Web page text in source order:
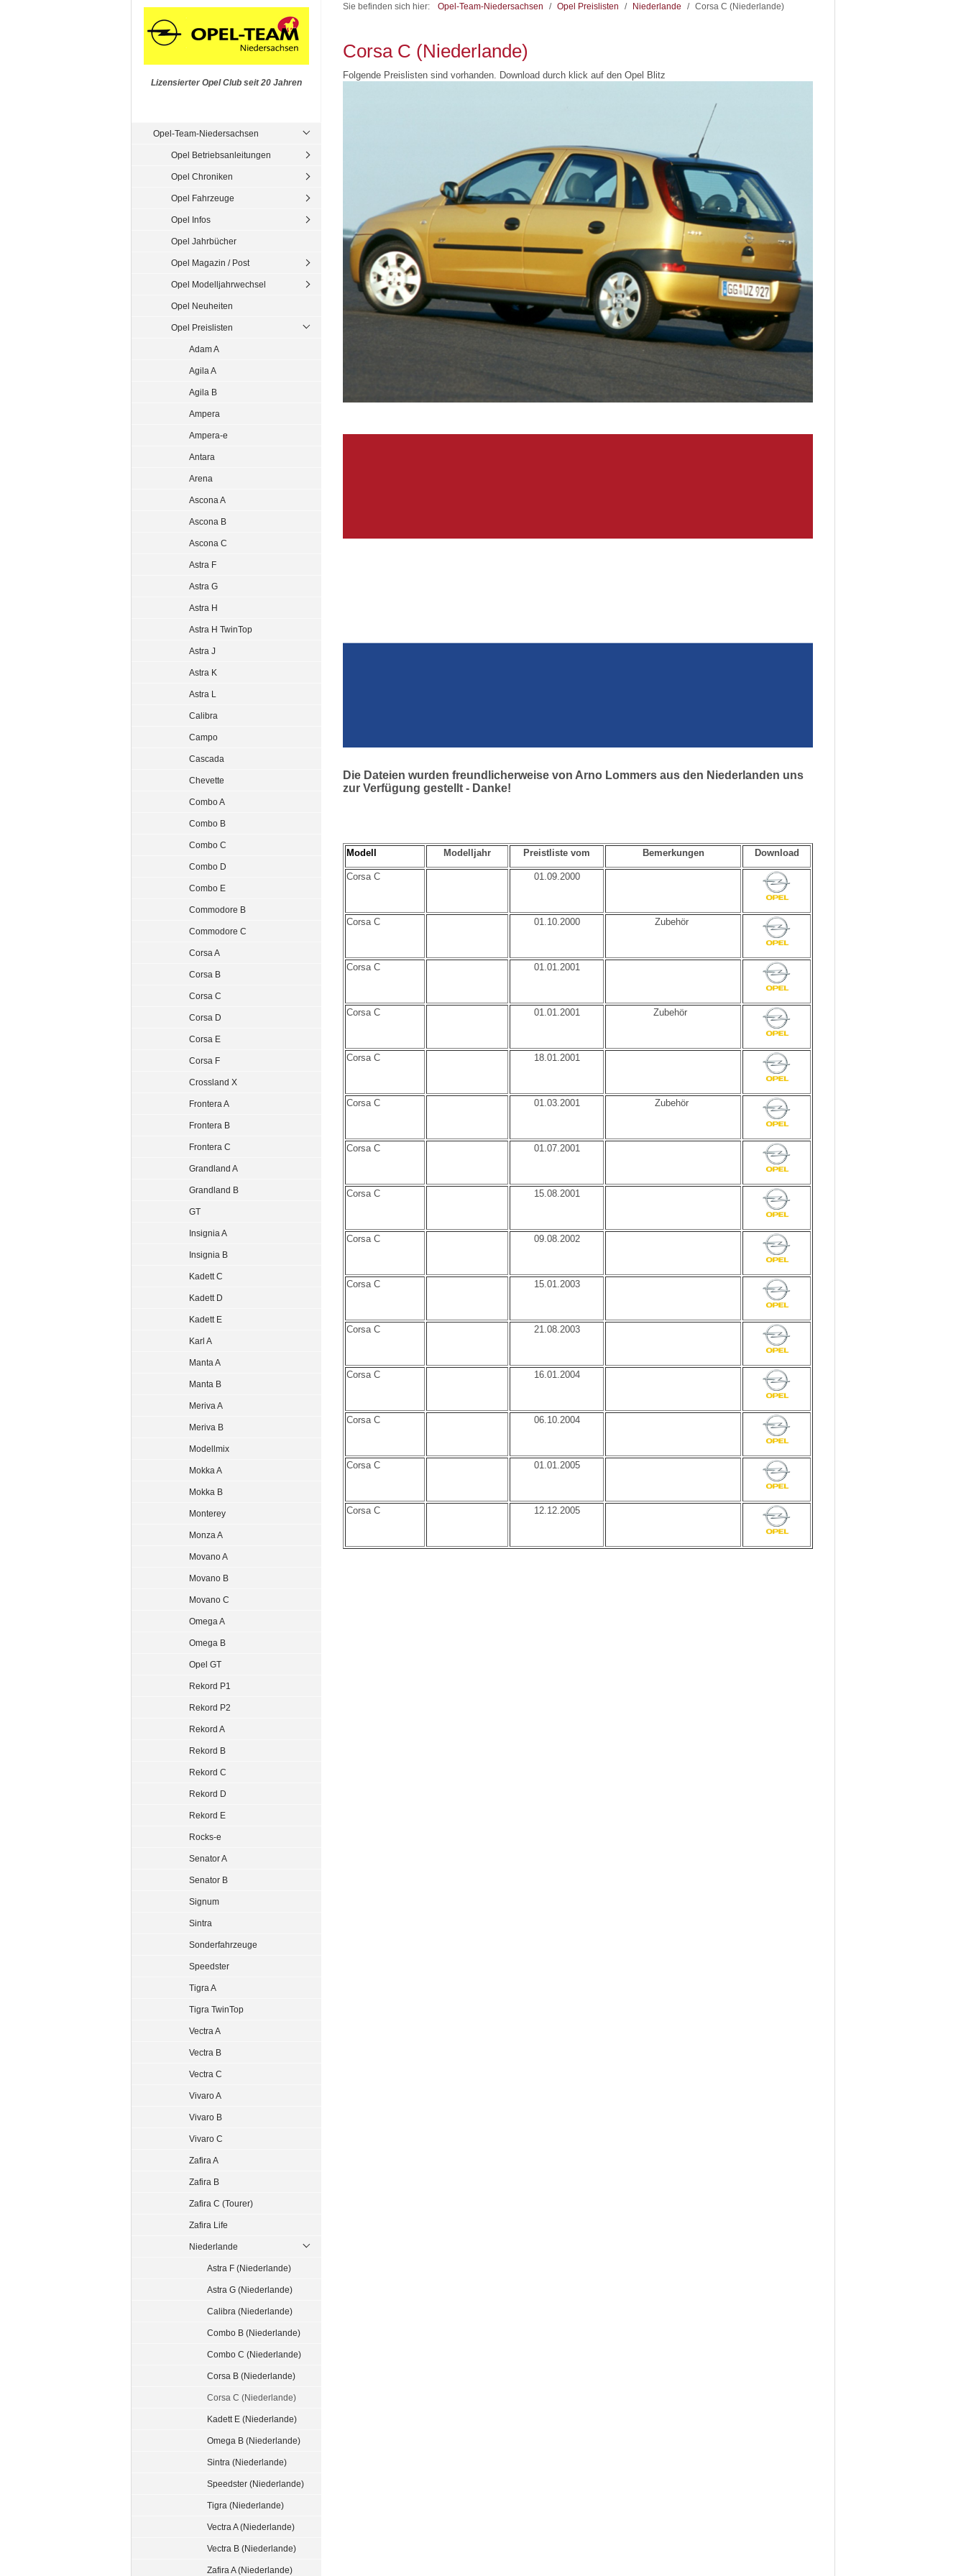
Lizensierter Opel Club seit 20 Jahren
Opel-Team-Niedersachsen
Opel Betriebsanleitungen
Opel Chroniken
Opel Fahrzeuge
Opel Infos
Opel Jahrbücher
Opel Magazin / Post
Opel Modelljahrwechsel
Opel Neuheiten
Opel Preislisten
Adam A
Agila A
Agila B
Ampera
Ampera-e
Antara
Arena
Ascona A
Ascona B
Ascona C
Astra F
Astra G
Astra H
Astra H TwinTop
Astra J
Astra K
Astra L
Calibra
Campo
Cascada
Chevette
Combo A
Combo B
Combo C
Combo D
Combo E
Commodore B
Commodore C
Corsa A
Corsa B
Corsa C
Corsa D
Corsa E
Corsa F
Crossland X
Frontera A
Frontera B
Frontera C
Grandland A
Grandland B
GT
Insignia A
Insignia B
Kadett C
Kadett D
Kadett E
Karl A
Manta A
Manta B
Meriva A
Meriva B
Modellmix
Mokka A
Mokka B
Monterey
Monza A
Movano A
Movano B
Movano C
Omega A
Omega B
Opel GT
Rekord P1
Rekord P2
Rekord A
Rekord B
Rekord C
Rekord D
Rekord E
Rocks-e
Senator A
Senator B
Signum
Sintra
Sonderfahrzeuge
Speedster
Tigra A
Tigra TwinTop
Vectra A
Vectra B
Vectra C
Vivaro A
Vivaro B
Vivaro C
Zafira A
Zafira B
Zafira C (Tourer)
Zafira Life
Niederlande
Astra F (Niederlande)
Astra G (Niederlande)
Calibra (Niederlande)
Combo B (Niederlande)
Combo C (Niederlande)
Corsa B (Niederlande)
Corsa C (Niederlande)
Kadett E (Niederlande)
Omega B (Niederlande)
Sintra (Niederlande)
Speedster (Niederlande)
Tigra (Niederlande)
Vectra A (Niederlande)
Vectra B (Niederlande)
Zafira A (Niederlande)
Sie befinden sich hier: Opel-Team-Niedersachsen / Opel Preislisten / Niederlande / Corsa C (Niederlande)
Corsa C (Niederlande)
Folgende Preislisten sind vorhanden. Download durch klick auf den Opel Blitz
Die Dateien wurden freundlicherweise von Arno Lommers aus den Niederlanden uns
zur Verfügung gestellt - Danke!
Modell Modelljahr Preistliste vom Bemerkungen Download
Corsa C 01.09.2000
Corsa C 01.10.2000 Zubehör
Corsa C 01.01.2001
Corsa C 01.01.2001 Zubehör
Corsa C 18.01.2001
Corsa C 01.03.2001 Zubehör
Corsa C 01.07.2001
Corsa C 15.08.2001
Corsa C 09.08.2002
Corsa C 15.01.2003
Corsa C 21.08.2003
Corsa C 16.01.2004
Corsa C 06.10.2004
Corsa C 01.01.2005
Corsa C 12.12.2005